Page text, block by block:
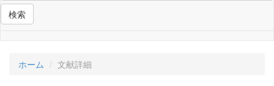
検索
ホーム 文献詳細